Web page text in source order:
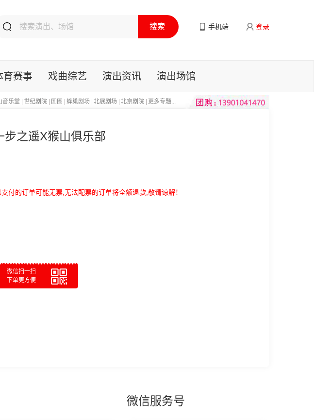
手机端 登录
育赛事 戏曲综艺 演出资讯 演出场馆
音乐堂 世纪剧院 国图 蜂巢剧场 北展剧场 北京剧院 更多专题...
步之遥X猴山俱乐部
付的订单可能无票,无法配票的订单将全额退款,敬请谅解！
微信扫一扫
下单更方便
微信服务号